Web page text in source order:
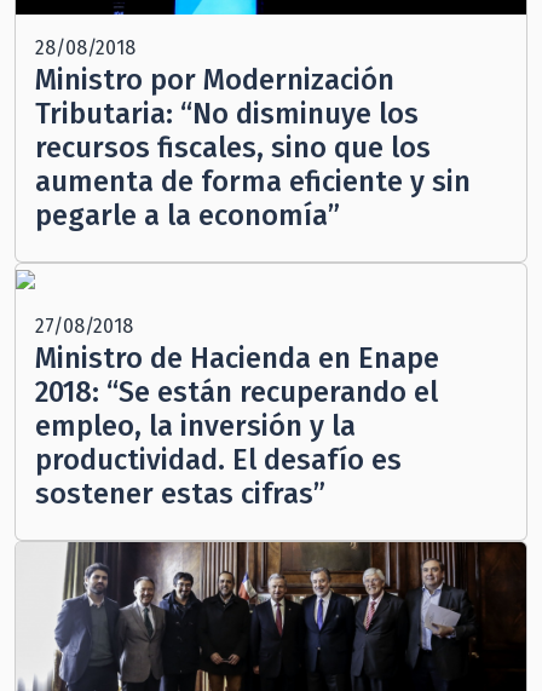
28/08/2018
Ministro por Modernización
Tributaria: “No disminuye los
recursos fiscales, sino que los
aumenta de forma eficiente y sin
pegarle a la economía”
27/08/2018
Ministro de Hacienda en Enape
2018: “Se están recuperando el
empleo, la inversión y la
productividad. El desafío es
sostener estas cifras”